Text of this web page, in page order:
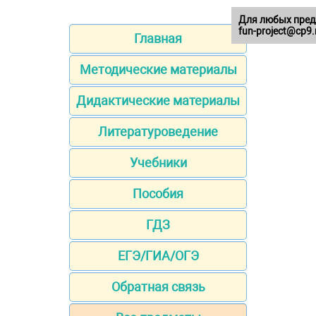
Главная
Методические материалы
Дидактические материалы
Литературоведение
Учебники
Пособия
ГДЗ
ЕГЭ/ГИА/ОГЭ
Обратная связь
Для любых
fun-